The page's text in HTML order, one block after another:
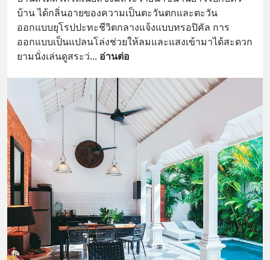
บ้าน ได้กลิ่นอายของความเป็นตะวันตกและตะวัน
ออกแบบยุโรปปะทะชีวิตกลางแจ้งแบบทรอปิคัล การ
ออกแบบเป็นแปลนโล่งช่วยให้ลมและแสงเข้ามาได้สะดวก
ยามนั่งเล่นดูสระว่... อ่านต่อ